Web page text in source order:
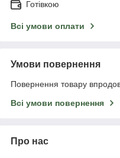
Готівкою
Всі умови оплати
Умови повернення
Повернення товару
Всі умови повернення
Про нас